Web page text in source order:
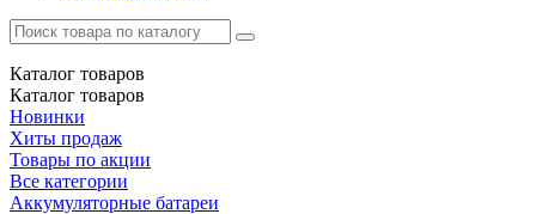
Каталог товаров
Каталог товаров
Новинки
Хиты продаж
Товары по акции
Все категории
Аккумуляторные батареи